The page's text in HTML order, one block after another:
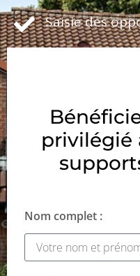
Saisie des
privilégié
Nom complet :